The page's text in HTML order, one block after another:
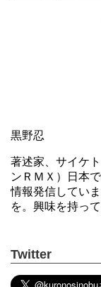
黒野忍
著述家、サイケ
ンＲＭＸ）日本
情報発信してい
を。興味を持っ
Twitter